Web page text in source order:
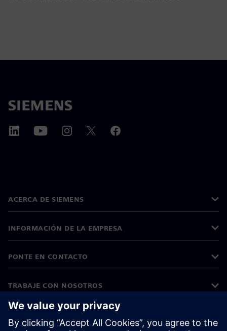
ACERCA DE SIEMENS
INFORMACIÓN DE LA EMPRESA
PONTE EN CONTACTO
TRABAJE CON NOSOTROS
©Siemens 2026